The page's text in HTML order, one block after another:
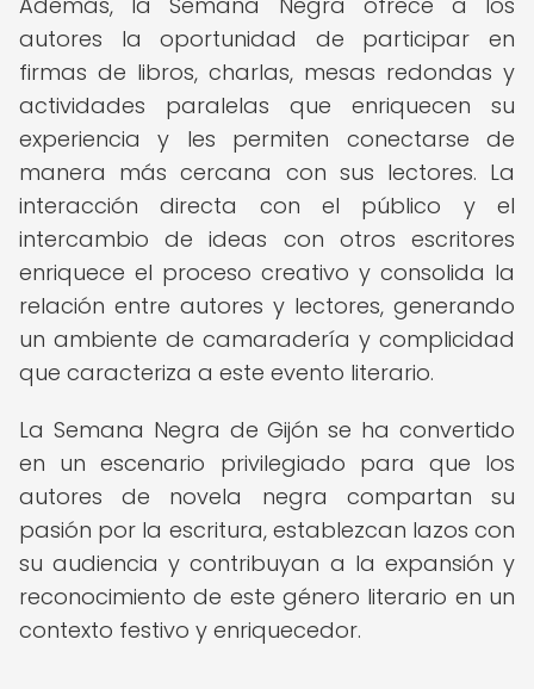
autores la oportunidad de participar en
firmas de libros, charlas, mesas redondas y
actividades paralelas que enriquecen su
experiencia y les permiten conectarse de
manera más cercana con sus lectores. La
interacción directa con el público y el
intercambio de ideas con otros escritores
enriquece el proceso creativo y consolida la
relación entre autores y lectores, generando
un ambiente de camaradería y complicidad
que caracteriza a este evento literario.
La Semana Negra de Gijón se ha convertido
en un escenario privilegiado para que los
autores de novela negra compartan su
pasión por la escritura, establezcan lazos con
su audiencia y contribuyan a la expansión y
reconocimiento de este género literario en un
contexto festivo y enriquecedor.